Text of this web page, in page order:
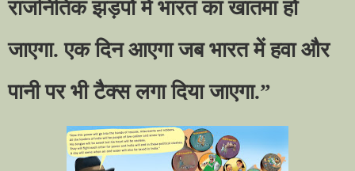
राजनितिक झड़पों में भारत का खातमा हो
जाएगा. एक दिन आएगा जब भारत में हवा और
पानी पर भी टैक्स लगा दिया जाएगा.”